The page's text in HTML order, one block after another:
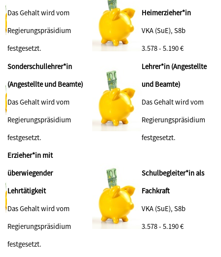
Das Gehalt wird vom
Regierungspräsidium
festgesetzt.
Heimerzieher*in
VKA (SuE), S8b
3.578 - 5.190 €
Sonderschullehrer*in
(Angestellte und Beamte)
Das Gehalt wird vom
Regierungspräsidium
festgesetzt.
Lehrer*in (Angestellte
und Beamte)
Das Gehalt wird vom
Regierungspräsidium
festgesetzt.
Erzieher*in mit
überwiegender
Lehrtätigkeit
Das Gehalt wird vom
Regierungspräsidium
festgesetzt.
Schulbegleiter*in als
Fachkraft
VKA (SuE), S8b
3.578 - 5.190 €